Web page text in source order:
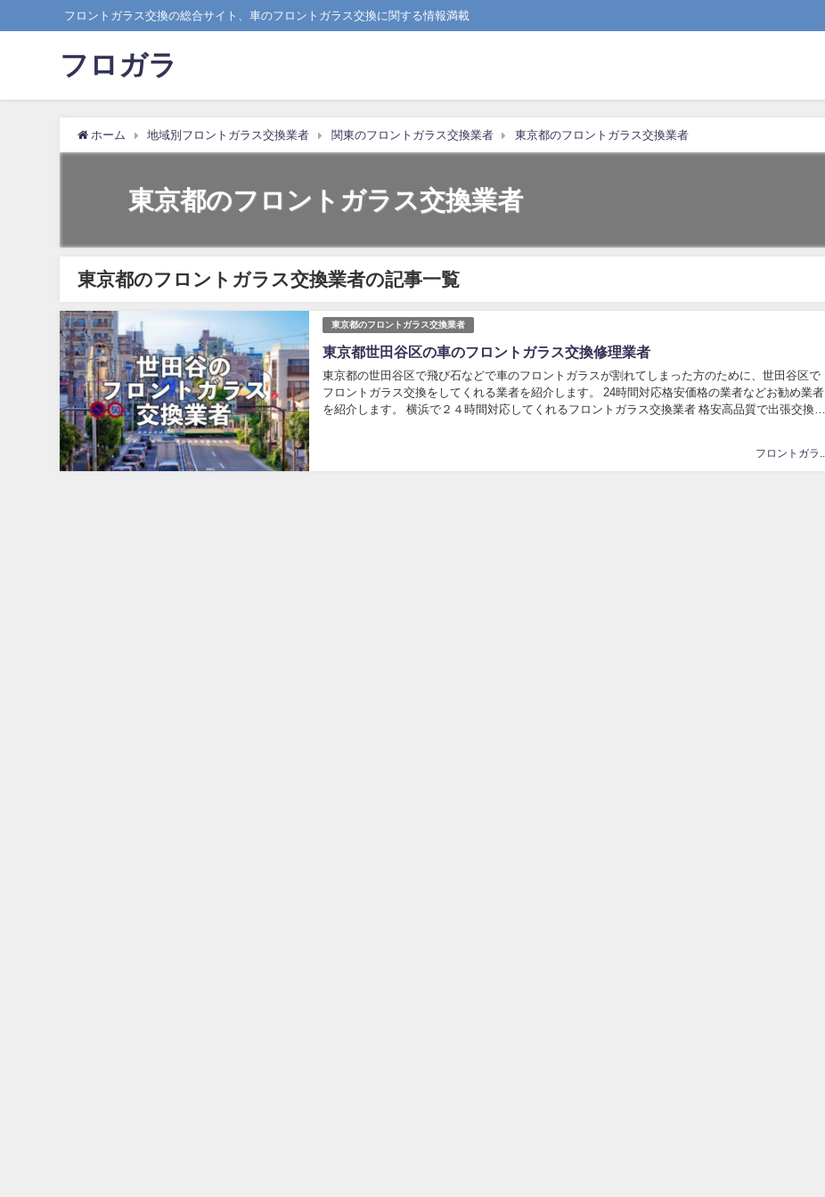
フロントガラス交換の総合サイト、車のフロントガラス交換に関する情報満載
フロガラ
ホーム 地域別フロントガラス交換業者 関東のフロントガラス交換業者 東京都のフロントガラス交換業者
東京都のフロントガラス交換業者
東京都のフロントガラス交換業者の記事一覧
東京都のフロントガラス交換業者
東京都世田谷区の車のフロントガラス交換修理業者
東京都の世田谷区で飛び石などで車のフロントガラスが割れてしまった方のために、世田谷区で
フロントガラス交換をしてくれる業者を紹介します。 24時間対応格安価格の業者などお勧め業者
を紹介します。 横浜で２４時間対応してくれるフロントガラス交換業者 格安高品質で出張交換作